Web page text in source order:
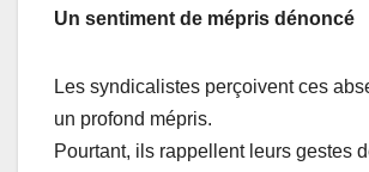
Un sentiment de mépris dénoncé
Les syndicalistes perçoivent ces
un profond mépris.
Pourtant, ils rappellent leurs gestes